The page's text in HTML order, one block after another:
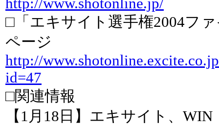
http://www.shotonline.jp/
□「エキサイト選手権2004フ
ページ
http://
id=47
□関連情報
【1月18日】エキサイト、